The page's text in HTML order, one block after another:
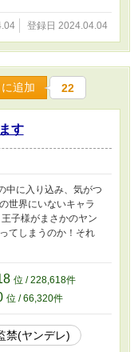
登録日 2024.04.04
追加 22
す
中に入り込み、気がつ
世界にいないキャラ
子様がまさかのヤン
てしまうのか！それ
位 / 228,618件
位 / 66,320件
禁(ヤンデレ)